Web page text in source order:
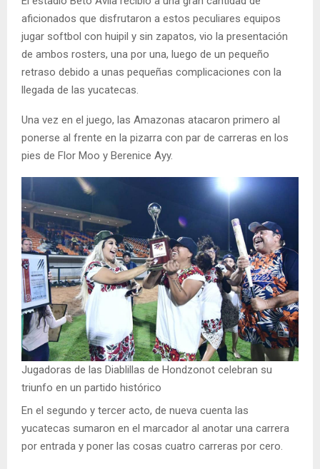
aficionados que disfrutaron a estos peculiares equipos
jugar softbol con huipil y sin zapatos, vio la presentación
de ambos rosters, una por una, luego de un pequeño
retraso debido a unas pequeñas complicaciones con la
llegada de las yucatecas.
Una vez en el juego, las Amazonas atacaron primero al
ponerse al frente en la pizarra con par de carreras en los
pies de Flor Moo y Berenice Ayy.
Jugadoras de las Diablillas de Hondzonot celebran su
triunfo en un partido histórico
En el segundo y tercer acto, de nueva cuenta las
yucatecas sumaron en el marcador al anotar una carrera
por entrada y poner las cosas cuatro carreras por cero.